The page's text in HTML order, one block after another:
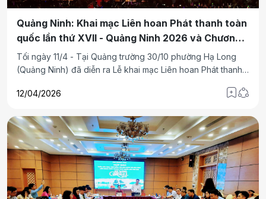
Quảng Ninh: Khai mạc Liên hoan Phát thanh toàn
quốc lần thứ XVII - Quảng Ninh 2026 và Chương
trình nghệ thuật “Thanh âm kỷ nguyên mới”
Tối ngày 11/4 - Tại Quảng trường 30/10 phường Hạ Long
(Quảng Ninh) đã diễn ra Lễ khai mạc Liên hoan Phát thanh
nghệ thuật “Thanh âm kỷ nguyên mới”- Chào mừng 71 năm
12/04/2026